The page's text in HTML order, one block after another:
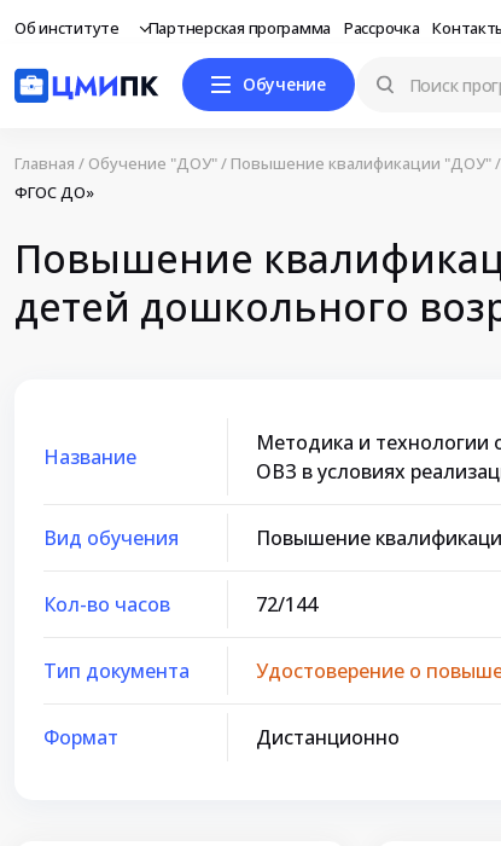
Об институте Партнерская программа Рассрочка
Обучение
Главная / Обучение "ДОУ"/ Повышение квалификации "ДОУ"/
ФГОС ДО»
Повышение
детей дошкольного
Название
Методика и технологии
ОВЗ в условиях
Вид обучения Повышение
Кол-во часов 72/144
Тип документа Удостоверение о
Формат Дистанционно